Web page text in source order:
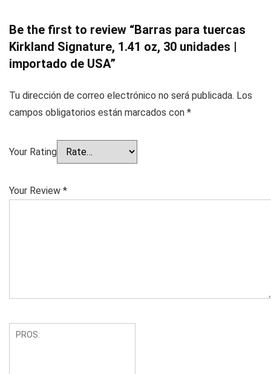
Be the first to review “Barras para tuercas
Kirkland Signature, 1.41 oz, 30 unidades |
importado de USA”
Tu dirección de correo electrónico no será publicada. Los
campos obligatorios están marcados con *
Your Rating
Your Review *